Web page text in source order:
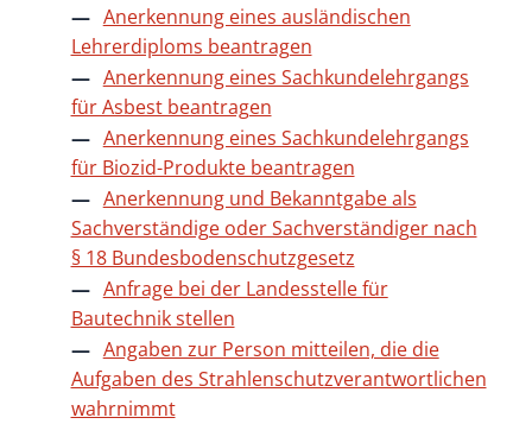
Anerkennung eines ausländischen
Lehrerdiploms beantragen
Anerkennung eines Sachkundelehrgangs
für Asbest beantragen
Anerkennung eines Sachkundelehrgangs
für Biozid-Produkte beantragen
Anerkennung und Bekanntgabe als
Sachverständige oder Sachverständiger nach
§ 18 Bundesbodenschutzgesetz
Anfrage bei der Landesstelle für
Bautechnik stellen
Angaben zur Person mitteilen, die die
Aufgaben des Strahlenschutzverantwortlichen
wahrnimmt